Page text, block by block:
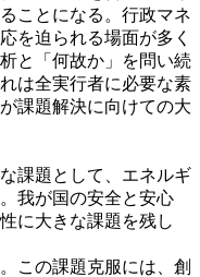
ことになる。行政マネ
を迫られる場面が多く
と「何故か」を問い続
は全実行者に必要な素
課題解決に向けての大
課題として、エネルギ
我が国の安全と安心
に大きな課題を残し
この課題克服には、創